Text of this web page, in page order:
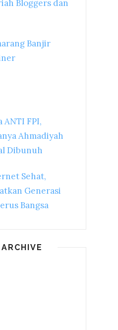
Bloggers dan
Banjir
ANTI FPI,
Ahmadiyah
Dibunuh
Sehat,
Generasi
Bangsa